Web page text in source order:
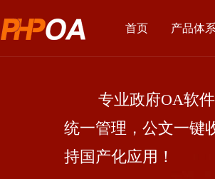
首页 产品体系
专业政府OA软件
统一管理，公文一键
持国产化应用！